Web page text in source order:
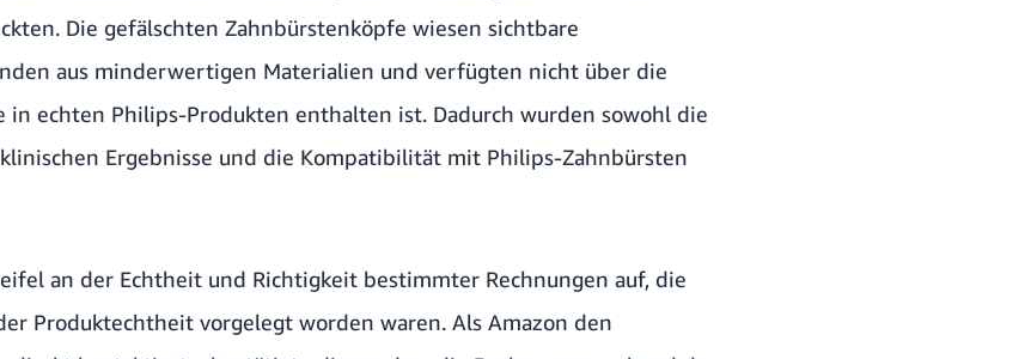
Die gefälschten Zahnbürstenköpfe wiesen sichtbare
aus minderwertigen Materialien und verfügten nicht über die
in echten Philips-Produkten enthalten ist. Dadurch wurden sowohl die
Ergebnisse und die Kompatibilität mit Philips-Zahnbürsten
an der Echtheit und Richtigkeit bestimmter Rechnungen auf, die
Produktechtheit vorgelegt worden waren. Als Amazon den